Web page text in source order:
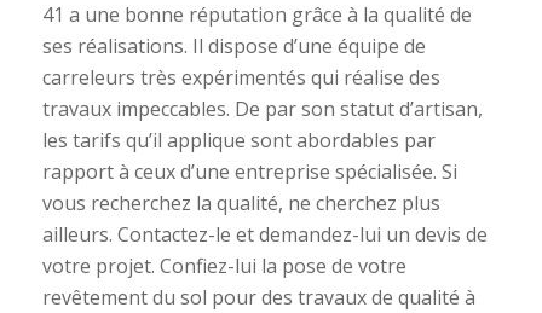
41 a une bonne réputation grâce à la qualité de
ses réalisations. Il dispose d’une équipe de
carreleurs très expérimentés qui réalise des
travaux impeccables. De par son statut d’artisan,
les tarifs qu’il applique sont abordables par
rapport à ceux d’une entreprise spécialisée. Si
vous recherchez la qualité, ne cherchez plus
ailleurs. Contactez-le et demandez-lui un devis de
votre projet. Confiez-lui la pose de votre
revêtement du sol pour des travaux de qualité à